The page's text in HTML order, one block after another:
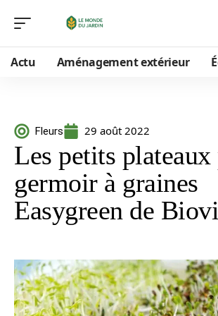
Actu Aménagement extérieur
Fleurs 29 août 2022
Les petits plateaux
germoir à graines
Easygreen de